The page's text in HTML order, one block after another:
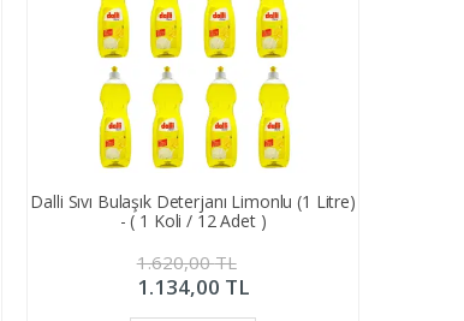
Dalli Sıvı Bulaşık Deterjanı Limonlu (1 Litre)
- ( 1 Koli / 12 Adet )
1.620,00TL
1.134,00 TL